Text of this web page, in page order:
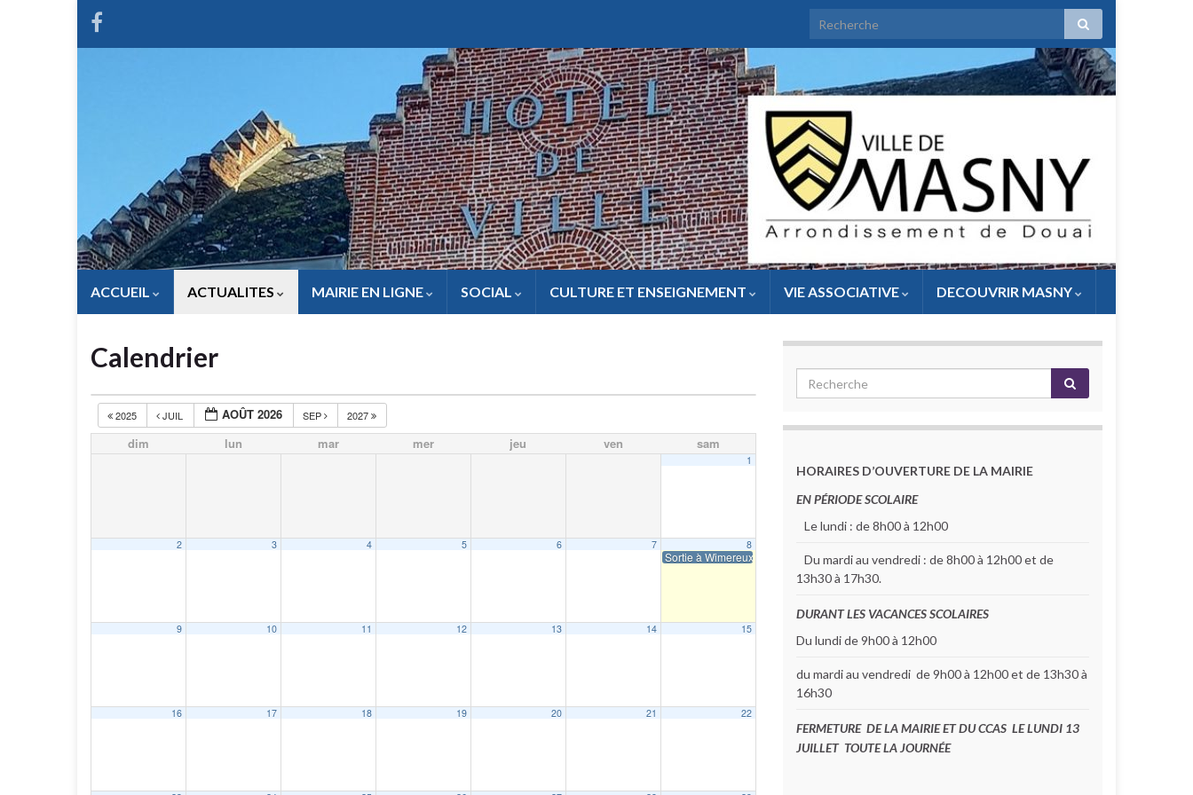
ACCUEIL ACTUALITES MAIRIE EN LIGNE SOCIAL CULTURE ET ENSEIGNEMENT VIE ASSOCIATIVE DECOUVRIR MASNY
Calendrier
2025 JUIL AOÛT 2026 SEP 2027
dim lun mar mer jeu ven sam
1
2 3 4 5 6 7 8
Sortie à Wimereux
9 10 11 12 13 14 15
16 17 18 19 20 21 22
HORAIRES D’OUVERTURE DE LA MAIRIE
EN PÉRIODE SCOLAIRE
Le lundi : de 8h00 à 12h00
Du mardi au vendredi : de 8h00 à 12h00 et de
13h30 à 17h30.
DURANT LES VACANCES SCOLAIRES
Du lundi de 9h00 à 12h00
du mardi au vendredi de 9h00 à 12h00 et de 13h30 à
16h30
FERMETURE DE LA MAIRIE ET DU CCAS LE LUNDI 13
JUILLET TOUTE LA JOURNÉE